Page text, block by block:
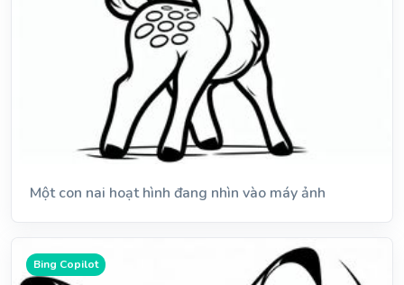
Một con nai hoạt hình đang nhìn vào máy ảnh
Bing Copilot